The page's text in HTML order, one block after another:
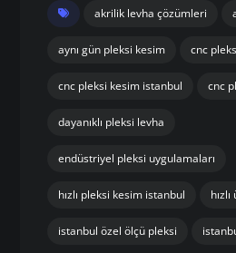
akrilik levha çözümleri
aynı gün pleksi kesim cnc
cnc pleksi kesim istanbul cnc
dayanıklı pleksi levha
endüstriyel pleksi uygulamaları
hızlı pleksi kesim istanbul
istanbul özel ölçü pleksi